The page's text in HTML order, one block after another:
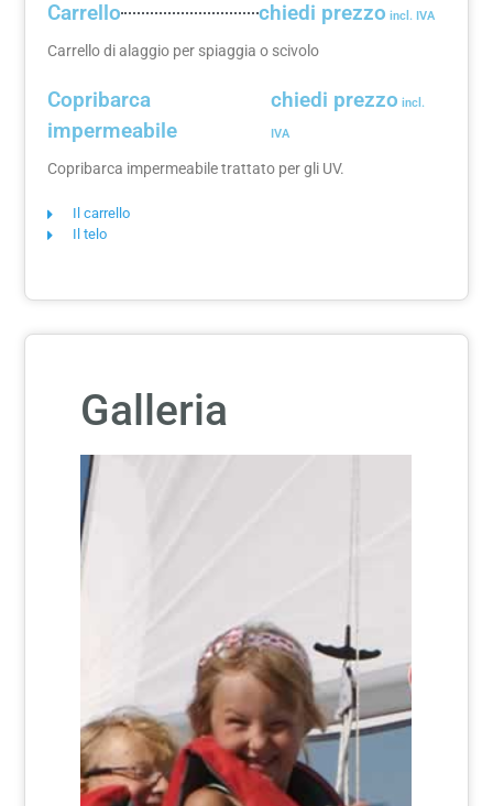
Carrello chiedi prezzo
Carrello di alaggio per spiaggia o scivolo
Copribarca
impermeabile
chiedi prezzo
Copribarca impermeabile trattato per gli UV.
Il carrello
Il telo
Galleria